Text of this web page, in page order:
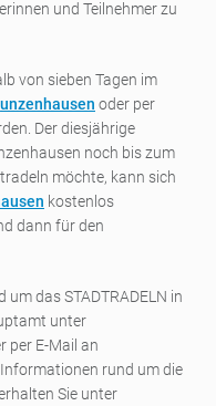
und Teilnehmer zu
von sieben Tagen im
oder per
Der diesjährige
noch bis zum
möchte, kann sich
kostenlos
dann für den
das STADTRADELN in
unter
per E-Mail an
. Informationen rund um die
Sie unter